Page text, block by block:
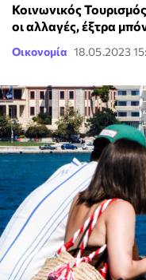
Κοινωνικός
οι αλλαγές, έξτρα
Οικονομία 18.05.2023